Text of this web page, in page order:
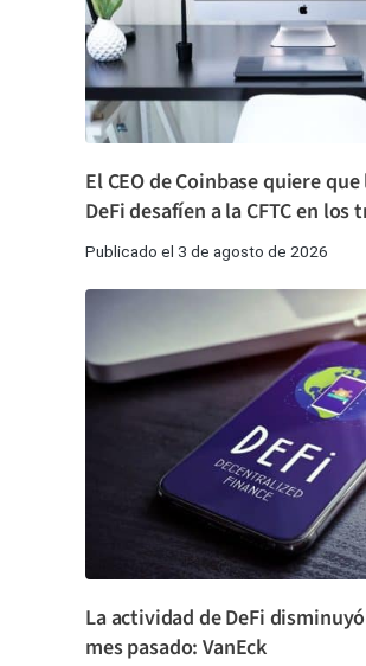
El CEO de Coinbase quiere
DeFi desafíen a la CFTC en los
Publicado el 3 de agosto de 2026
La actividad de DeFi
mes pasado: VanEck